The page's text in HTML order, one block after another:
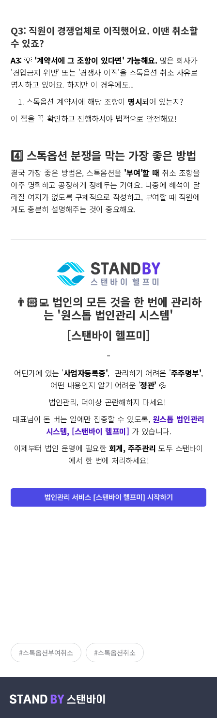
Q3: 직원이 경쟁업체로 이직했어요. 이땐 취소할
수 있죠?
A3: 💡 '계약서에 그 조항이 있다면' 가능해요. 많은 회사가
'경업금지 위반' 또는 '경쟁사 이직'을 스톡옵션 취소 사유로
명시하고 있어요. 하지만 이 경우에도...
스톡옵션 계약서에 해당 조항이 명시되어 있는지?
이 점을 꼭 확인하고 진행하셔야 법적으로 안전해요!
4️⃣ 스톡옵션 분쟁을 막는 가장 좋은 방법
결국 가장 좋은 방법은, 스톡옵션을 '부여'할 때 취소 조항을
아주 명확하고 공정하게 정해두는 거예요. 나중에 해석이 달
라질 여지가 없도록 구체적으로 작성하고, 부여할 때 직원에
게도 충분히 설명해주는 것이 중요해요.
👨🏻‍💻 법인의 모든 것을 한 번에 관리하
는 '원스톱 법인관리 시스템'
[스탠바이 헬프미]
-
어딘가에 있는 '사업자등록증', 관리하기 어려운 '주주명부',
어떤 내용인지 알기 어려운 '정관' 💦
법인관리, 더이상 곤란해하지 마세요!
대표님이 돈 버는 일에만 집중할 수 있도록, 원스톱 법인관리
시스템, [스탠바이 헬프미] 가 있습니다.
이제부터 법인 운영에 필요한 회계, 주주관리 모두 스탠바이
에서 한 번에 처리하세요!
스톡옵션부여취소 스톡옵션취소